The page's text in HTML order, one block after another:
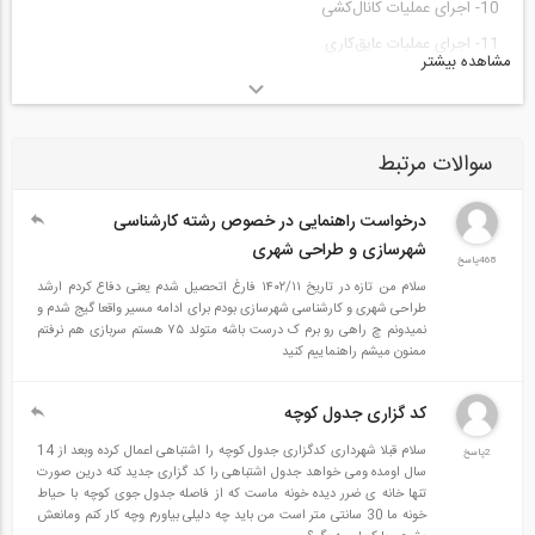
10- اجرای عملیات کانال‌کشی
11- اجرای عملیات عایق‌کاری
16- اجرای عملیات تاسیسات برقی
فیلم جلسه اول از این دوره را از طریق پیوست می‌توانید مشاهده بفرمایید:
دانلود فیلم
----------------------------------------------------------------
---------------------------------
مطالب مرتبط
مشاهده سرفصل و ثبت نام فاز سوم دوره اصول ساخت ساختمان های
مشاهده بیشتر
سوالات مرتبط
468پاسخ
درخواست راهنمایی در خصوص رشته کارشناسی
شهرسازی و طراحی شهری
سلام من تازه در تاریخ ۱۴۰۲/۱۱ فارغ اتحصیل شدم یعنی دفاع کردم ارشد
طراحی شهری و کارشناسی شهرسازی بودم برای ادامه مسیر واقعا گیج شدم و
نمیدونم چ راهی رو برم ک درست باشه متولد ۷۵ هستم سربازی هم نرفتم
ممنون میشم راهنماییم کنید
2پاسخ
کد گزاری جدول کوچه
سلام قبلا شهرداری کدگزاری جدول کوچه را اشتباهی اعمال کرده وبعد از 14
سال اومده ومی خواهد جدول اشتباهی را کد گزاری جدید کنه درین صورت
تنها خانه ی ضرر دیده خونه ماست که از فاصله جدول جوی کوچه با حیاط
خونه ما 30 سانتی متر است من باید چه دلیلی بیاورم وچه کار کنم ومانعش